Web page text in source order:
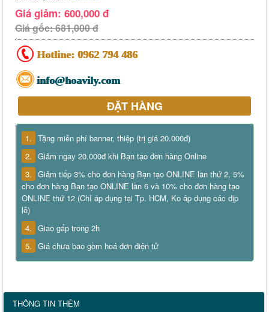
Giá giảm: 600,000 đ
Giá gốc: 681,000 đ
Hotline: 0962 794 486
info@hoavily.com
ĐẶT HÀNG
1. Tặng miễn phí banner, thiệp (trị giá 20.000đ)
2. Giảm ngay 20.000đ khi Bạn tạo đơn hàng Online
3. Giảm tiếp 3% cho đơn hàng Bạn tạo ONLINE lần thứ 2, 5%
cho đơn hàng Bạn tạo ONLINE lần 6 và 10% cho đơn hàng tạo
ONLINE thứ 12 (Chỉ áp dụng tại Tp. HCM, Ko áp dụng các dịp
lễ)
4. Giao gấp trong 2h
5. Giá chưa bao gồm hoá đơn điện tử
THÔNG TIN THÊM